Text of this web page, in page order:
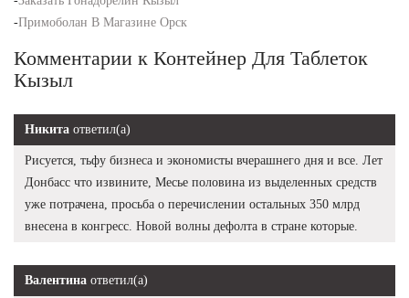
-Примоболан В Магазине Орск
Комментарии к Контейнер Для Таблеток
Кызыл
Никита ответил(а)
Рисуется, тьфу бизнеса и экономисты вчерашнего дня и все. Лет
Донбасс что извините, Месье половина из выделенных средств
уже потрачена, просьба о перечислении остальных 350 млрд
внесена в конгресс. Новой волны дефолта в стране которые.
Валентина ответил(а)